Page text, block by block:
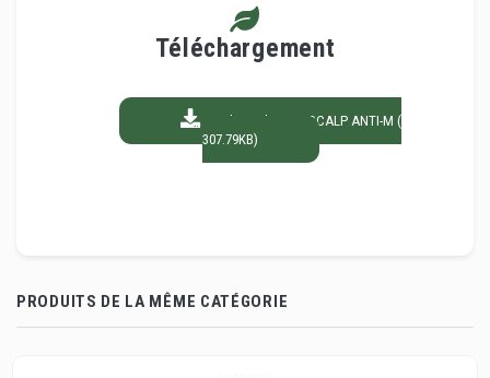
Téléchargement
Fiche technique SCALP ANTI-M (
307.79KB)
PRODUITS DE LA MÊME CATÉGORIE